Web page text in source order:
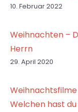
10. Februar 2022
Weihnachten –
Herrn
29. April 2020
Welchen hast